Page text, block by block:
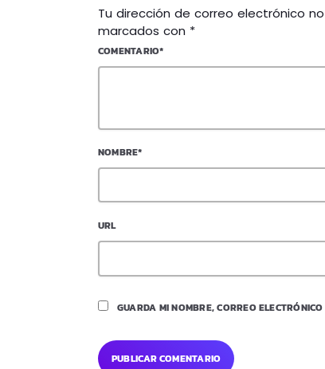
Tu dirección de correo electrónico
marcados con *
COMENTARIO*
NOMBRE*
URL
GUARDA MI NOMBRE, CORREO